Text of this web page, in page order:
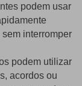
podem usar
interromper
podem utilizar
acordos ou